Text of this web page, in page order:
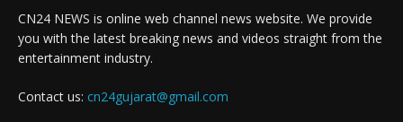
CN24 NEWS is online web channel news website. We provide
you with the latest breaking news and videos straight from the
entertainment industry.
Contact us: cn24gujarat@gmail.com